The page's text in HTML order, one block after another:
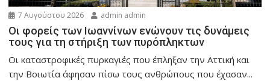
7 Αυγούστου 2026 admin admin
Οι φορείς των Ιωαννίνων ενώνουν τις δυνάμεις
τους για τη στήριξη των πυρόπληκτων
Οι καταστροφικές πυρκαγιές που έπληξαν την Αττική και
την Bοιωτία άφησαν πίσω τους ανθρώπους που έχασαν...